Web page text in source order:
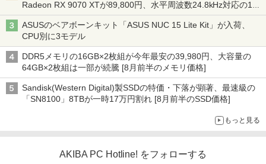
Radeon RX 9070 XTが89,800円、水平周波数24.8kHz対応の17
型モニターが9,801円、暑さ指数連動セール ほか
ASUSのベアボーンキット「ASUS NUC 15 Lite Kit」が入荷、
CPU別に3モデル
DDR5メモリの16GB×2枚組が今年最安の39,980円、大容量の
64GB×2枚組は一部が続騰 [8月前半のメモリ価格]
Sandisk(Western Digital)製SSDの特価・下落が顕著、最速級の
「SN8100」8TBが一時17万円割れ [8月前半のSSD価格]
もっと見る
AKIBA PC Hotline! をフォローする